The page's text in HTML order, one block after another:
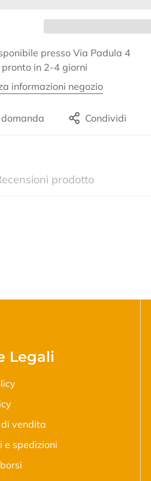
pressoVia Padula 4
in 2-4 giorni
informazioni negozio
Condividi
prodotto
Legali
di vendita
e spedizioni